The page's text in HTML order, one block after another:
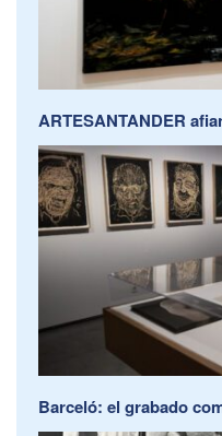
ARTESANTANDER
Barceló: el grabado